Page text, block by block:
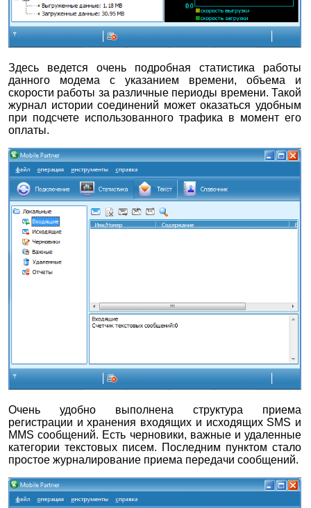
Здесь ведется очень подробная статистика работы
данного модема с указанием времени, объема и
скорости работы за различные периоды времени. Такой
журнал истории соединений может оказаться удобным
при подсчете использованного трафика в момент его
оплаты.
Очень удобно выполнена структура приема
регистрации и хранения входящих и исходящих SMS и
MMS сообщений. Есть черновики, важные и удаленные
категории текстовых писем. Последним пунктом стало
простое журналирование приема передачи сообщений.